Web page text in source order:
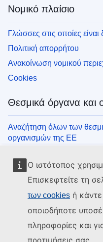
Ο ιστότοπος
Επισκεφτείτε τη
των cookies ή
οποιοδήποτε
πληροφορίες και
προτιμήσεις σας.
Νομικό πλαίσιο
Γλώσσες στις οποίες είναι
Πολιτική απορρήτου
Ανακοίνωση νομικού
Cookies
Θεσμικά όργανα και
Αναζήτηση όλων των
οργανισμών της ΕΕ